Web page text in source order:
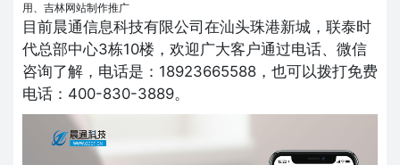
用、吉林网站制作推广
目前晨通信息科技有限公司在汕头珠港新城，联泰时
代总部中心3栋10楼，欢迎广大客户通过电话、微信
咨询了解，电话是：18923665588，也可以拨打免费
电话：400-830-3889。